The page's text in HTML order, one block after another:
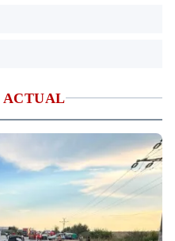
ACTUAL